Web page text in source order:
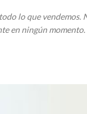
lo que vendemos.
en ningún momento.